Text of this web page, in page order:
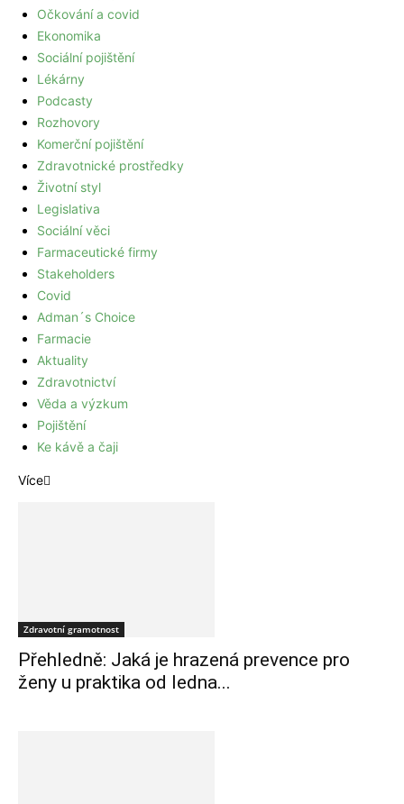
Očkování a covid
Ekonomika
Sociální pojištění
Lékárny
Podcasty
Rozhovory
Komerční pojištění
Zdravotnické prostředky
Životní styl
Legislativa
Sociální věci
Farmaceutické firmy
Stakeholders
Covid
Adman´s Choice
Farmacie
Aktuality
Zdravotnictví
Věda a výzkum
Pojištění
Ke kávě a čaji
Více
Zdravotní gramotnost
Přehledně: Jaká je hrazená prevence pro
ženy u praktika od ledna...